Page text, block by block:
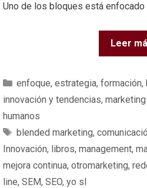
Uno de los bloques está enfocado
Leer
enfoque, estrategia, formación,
innovación y tendencias,
humanos
blended marketing,
Innovación, libros, management,
mejora continua, otromarketing,
line, SEM, SEO, yo sl